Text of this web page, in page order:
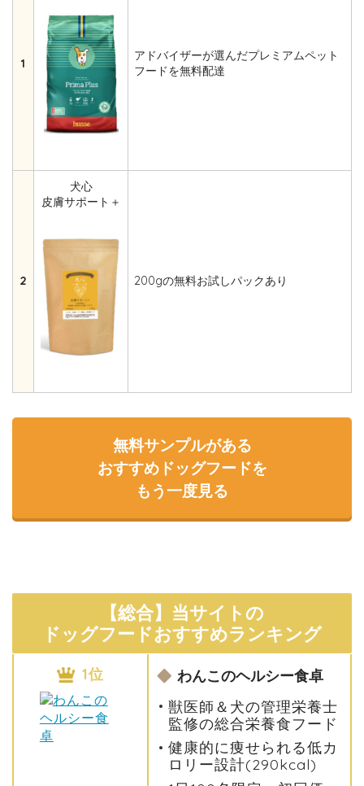
1
アドバイザーが選んだプレミアムペット
フードを無料配達
2
犬心
皮膚サポート＋
200gの無料お試しパックあり
無料サンプルがある
おすすめドッグフードを
もう一度見る
【総合】当サイトの
ドッグフードおすすめランキング
1位
わんこのヘルシー食卓
獣医師＆犬の管理栄養士
監修の総合栄養食フード
健康的に痩せられる低カ
ロリー設計(290kcal)